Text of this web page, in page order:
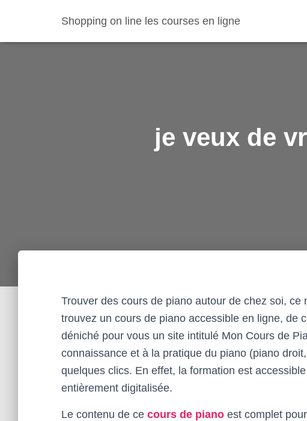
Shopping on line les courses en ligne
je veux de
Trouver des cours de piano autour de chez soi, ce
trouvez un cours de piano accessible en ligne,
déniché pour vous un site intitulé Mon Cours de
connaissance et à la pratique du piano (piano
quelques clics. En effet, la formation est
entièrement digitalisée.
Le contenu de ce cours de piano est complet